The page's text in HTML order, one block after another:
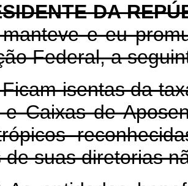
DA
e eu
Federal, a
isentas da
e Caixas de
de suas diretorias